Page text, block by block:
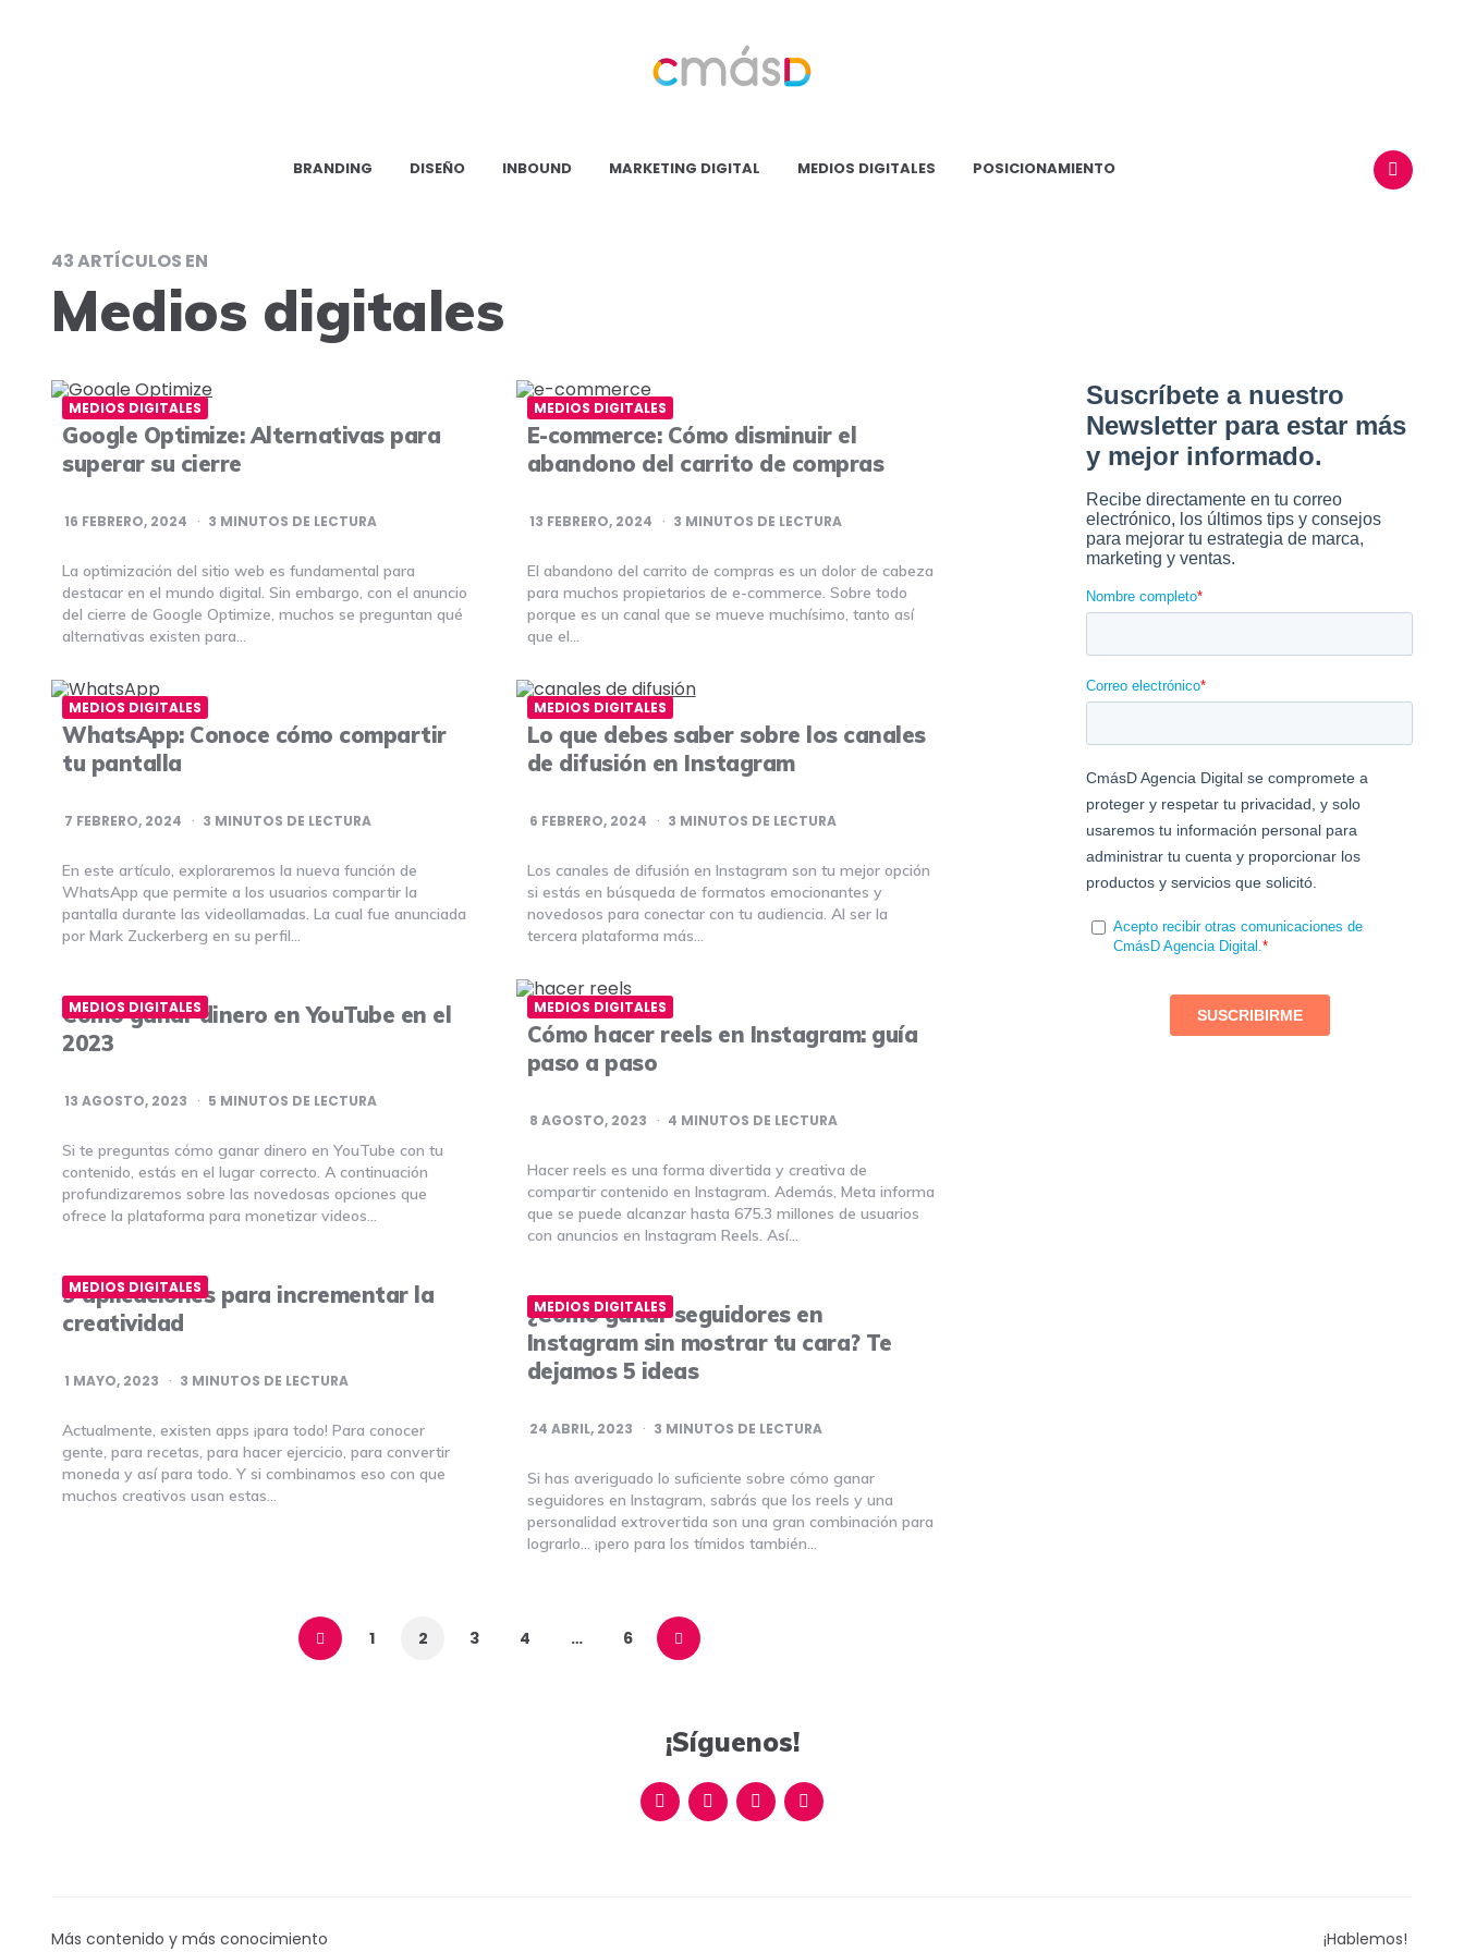
CmásD
BRANDING DISEÑO INBOUND MARKETING DIGITAL MEDIOS DIGITALES
POSICIONAMIENTO
43 ARTÍCULOS EN
Medios digitales
MEDIOS DIGITALES
Google Optimize: Alternativas para
superar su cierre
16 FEBRERO, 2024 3 MINUTOS DE LECTURA
La optimización del sitio web es fundamental para
destacar en el mundo digital. Sin embargo, con el anuncio
del cierre de Google Optimize, muchos se preguntan qué
alternativas existen para…
MEDIOS DIGITALES
E-commerce: Cómo disminuir el
abandono del carrito de compras
13 FEBRERO, 2024 3 MINUTOS DE LECTURA
El abandono del carrito de compras es un dolor de cabeza
para muchos propietarios de e-commerce. Sobre todo
porque es un canal que se mueve muchísimo, tanto así
que el…
MEDIOS DIGITALES
WhatsApp: Conoce cómo compartir
tu pantalla
7 FEBRERO, 2024 3 MINUTOS DE LECTURA
En este artículo, exploraremos la nueva función de
WhatsApp que permite a los usuarios compartir la
pantalla durante las videollamadas. La cual fue anunciada
por Mark Zuckerberg en su perfil…
MEDIOS DIGITALES
Lo que debes saber sobre los canales
de difusión en Instagram
6 FEBRERO, 2024 3 MINUTOS DE LECTURA
Los canales de difusión en Instagram son tu mejor opción
si estás en búsqueda de formatos emocionantes y
novedosos para conectar con tu audiencia. Al ser la
tercera plataforma más…
MEDIOS DIGITALES
Cómo ganar dinero en YouTube en el
2023
13 AGOSTO, 2023 5 MINUTOS DE LECTURA
Si te preguntas cómo ganar dinero en YouTube con tu
contenido, estás en el lugar correcto. A continuación
profundizaremos sobre las novedosas opciones que
ofrece la plataforma para monetizar videos…
MEDIOS DIGITALES
Cómo hacer reels en Instagram: guía
paso a paso
8 AGOSTO, 2023 4 MINUTOS DE LECTURA
Hacer reels es una forma divertida y creativa de
compartir contenido en Instagram. Además, Meta informa
que se puede alcanzar hasta 675.3 millones de usuarios
con anuncios en Instagram Reels. Así…
MEDIOS DIGITALES
9 aplicaciones para incrementar la
creatividad
1 MAYO, 2023 3 MINUTOS DE LECTURA
Actualmente, existen apps ¡para todo! Para conocer
gente, para recetas, para hacer ejercicio, para convertir
moneda y así para todo. Y si combinamos eso con que
muchos creativos usan estas…
MEDIOS DIGITALES
¿Cómo ganar seguidores en
Instagram sin mostrar tu cara? Te
dejamos 5 ideas
24 ABRIL, 2023 3 MINUTOS DE LECTURA
Si has averiguado lo suficiente sobre cómo ganar
seguidores en Instagram, sabrás que los reels y una
personalidad extrovertida son una gran combinación para
lograrlo… ¡pero para los tímidos también…
1 2 3 4 … 6
¡Síguenos!
Más contenido y más conocimiento ¡Hablemos!